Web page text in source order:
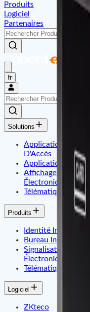
Produits
Logiciel
Partenaires
fr
Solutions
Application
D'Accès
Application De
Affichage
Électronique
Télématique
Produits
Identité
Bureau Intelligent
Signalisation
Électroniques
Télématique
Logiciel
ZKteco